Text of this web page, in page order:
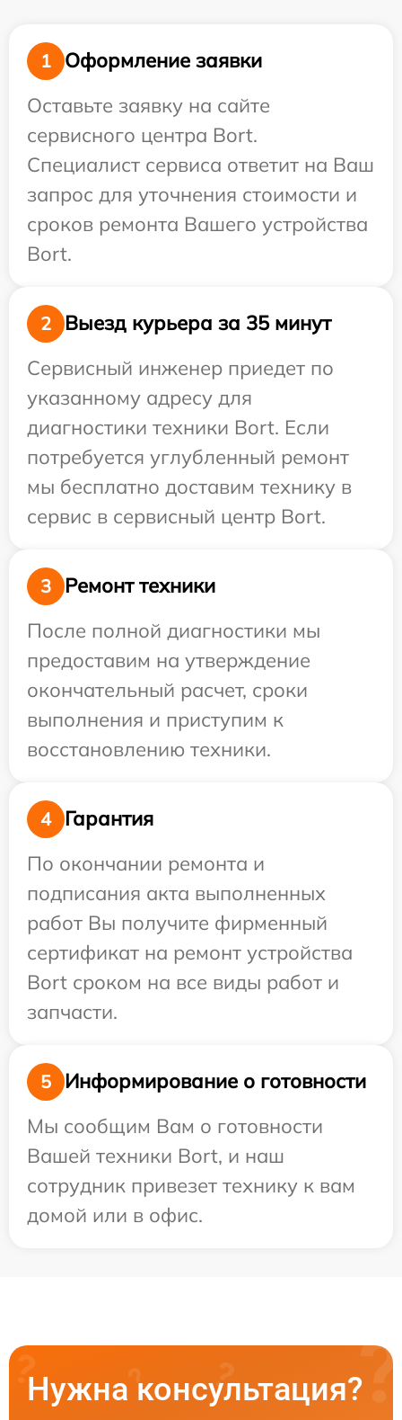
1
Оформление заявки
Оставьте заявку на сайте
сервисного центра Bort.
Специалист сервиса ответит на Ваш
запрос для уточнения стоимости и
сроков ремонта Вашего устройства
Bort.
2
Выезд курьера за 35 минут
Сервисный инженер приедет по
указанному адресу для
диагностики техники Bort. Если
потребуется углубленный ремонт
мы бесплатно доставим технику в
сервис в сервисный центр Bort.
3
Ремонт техники
После полной диагностики мы
предоставим на утверждение
окончательный расчет, сроки
выполнения и приступим к
восстановлению техники.
4
Гарантия
По окончании ремонта и
подписания акта выполненных
работ Вы получите фирменный
сертификат на ремонт устройства
Bort сроком на все виды работ и
запчасти.
5
Информирование о готовности
Мы сообщим Вам о готовности
Вашей техники Bort, и наш
сотрудник привезет технику к вам
домой или в офис.
Нужна консультация?